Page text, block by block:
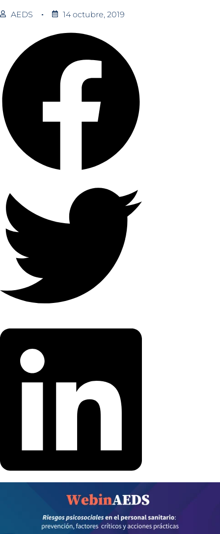
AEDS 14 octubre, 2019